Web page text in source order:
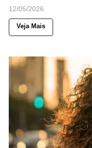
12/05/2026
Veja Mais